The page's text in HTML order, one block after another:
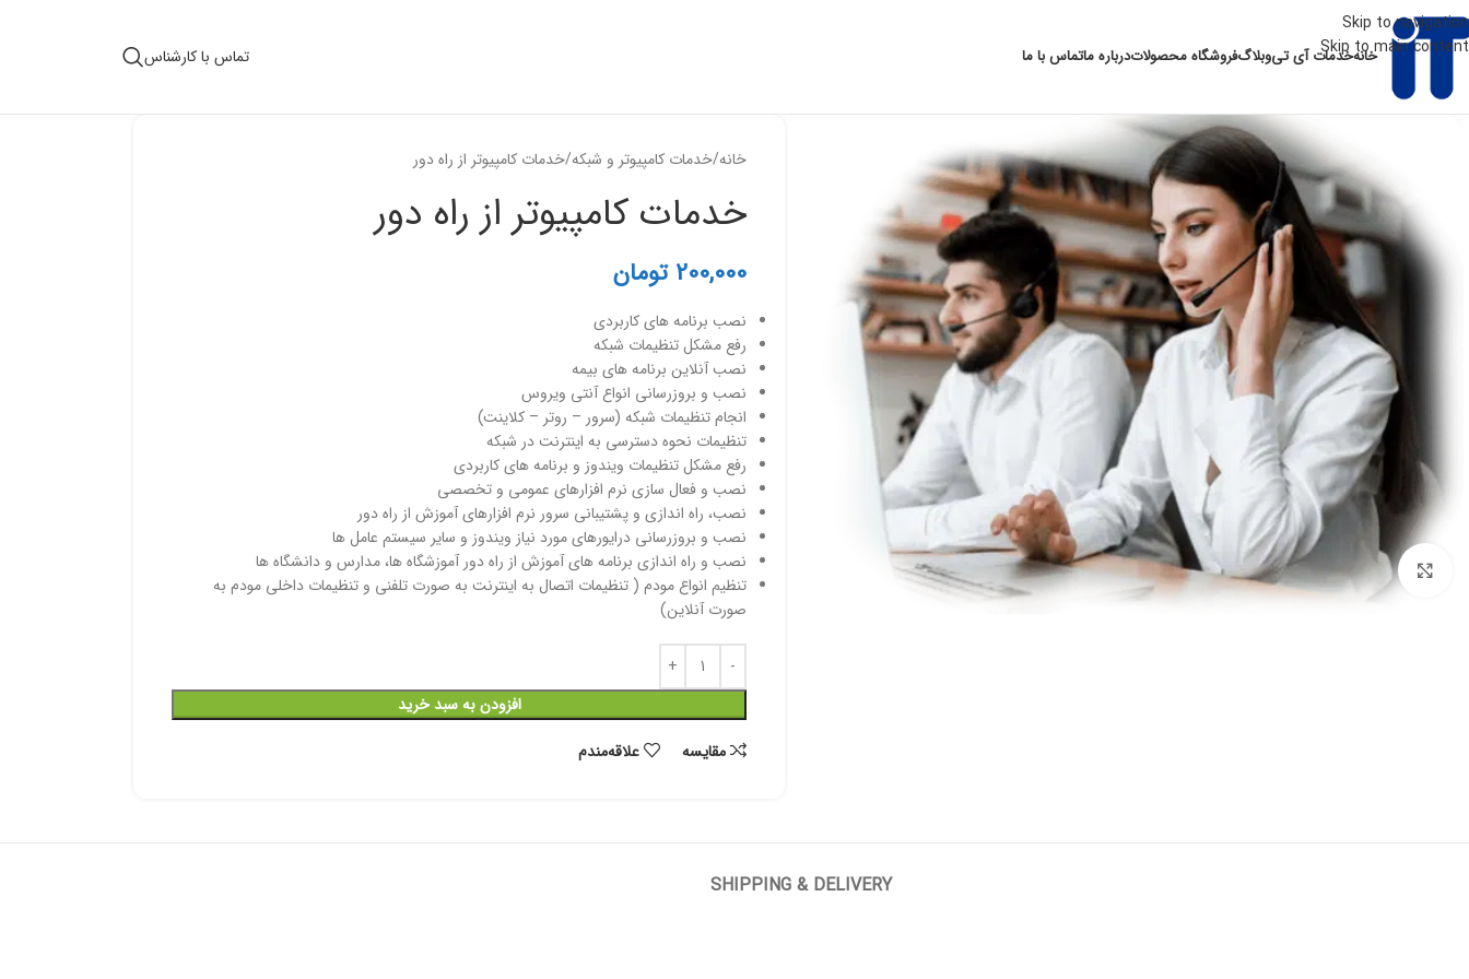
Skip to navigation
Skip to main content
خانهخدمات آی تیوبلاگفروشگاه محصولاتدرباره ماتماس با ما تماس با کارشناس
برای بزرگنمایی کلیک کنید
خانه خدمات کامپیوتر و شبکه خدمات کامپیوتر از راه دور
خدمات کامپیوتر از راه دور
200,000 تومان
نصب برنامه های کاربردی
رفع مشکل تنظیمات شبکه
نصب آنلاین برنامه های بیمه
نصب و بروزرسانی انواع آنتی ویروس
انجام تنظیمات شبکه (سرور – روتر – کلاینت)
تنظیمات نحوه دسترسی به اینترنت در شبکه
رفع مشکل تنظیمات ویندوز و برنامه های کاربردی
نصب و فعال سازی نرم افزارهای عمومی و تخصصی
نصب، راه اندازی و پشتیبانی سرور نرم افزارهای آموزش از راه دور
نصب و بروزرسانی درایورهای مورد نیاز ویندوز و سایر سیستم عامل ها
نصب و راه اندازی برنامه های آموزش از راه دور آموزشگاه ها، مدارس و دانشگاه ها
تنظیم انواع مودم ( تنظیمات اتصال به اینترنت به صورت تلفنی و تنظیمات داخلی مودم به
صورت آنلاین)
افزودن به سبد خرید
مقایسه
علاقه‌مندم
SHIPPING & DELIVERY